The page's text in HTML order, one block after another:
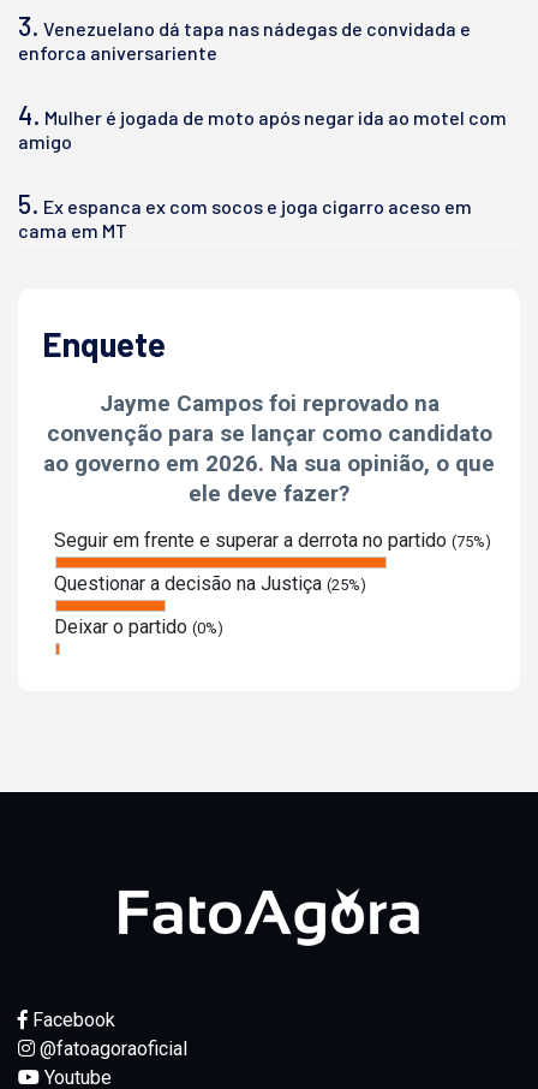
3. Venezuelano dá tapa nas nádegas de convidada e
enforca aniversariente
4. Mulher é jogada de moto após negar ida ao motel com
amigo
5. Ex espanca ex com socos e joga cigarro aceso em
cama em MT
Enquete
Jayme Campos foi reprovado na
convenção para se lançar como candidato
ao governo em 2026. Na sua opinião, o que
ele deve fazer?
Seguir em frente e superar a derrota no partido (75%)
Questionar a decisão na Justiça (25%)
Deixar o partido (0%)
Facebook
@fatoagoraoficial
Youtube